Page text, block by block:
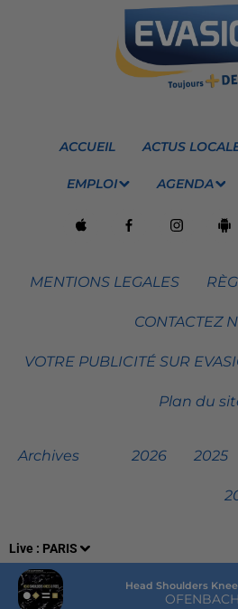
Live : PARIS
Head Shoulders
OFENBACH
ACCUEIL ACTUS
EMPLOI AGENDA
MENTIONS LEGALES
CONTACTEZ
VOTRE PUBLICITÉ SUR
Plan du
Archives 2026 2025